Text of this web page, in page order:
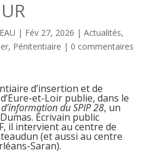
| Fév 27, 2026 | Actualités,
, Pénitentiaire | 0 commentaires
d’insertion et de
et-Loir publie, dans le
du SPIP 28, un
Écrivain public
il intervient au centre de
(et aussi au centre
Saran).